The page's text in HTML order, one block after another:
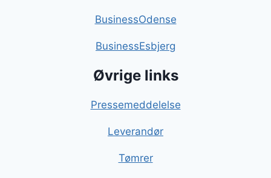
BusinessOdense
BusinessEsbjerg
Øvrige links
Pressemeddelelse
Leverandør
Tømrer